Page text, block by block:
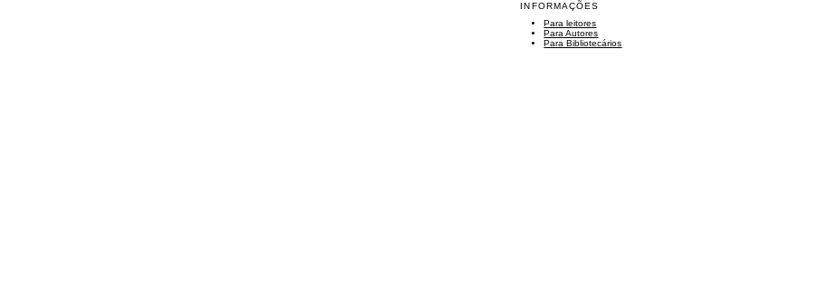
INFORMAÇÕES
Para leitores
Para Autores
Para Bibliotecários